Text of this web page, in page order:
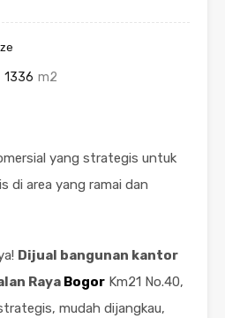
1336 m2
yang strategis untuk
di area yang ramai dan
Dijual bangunan kantor
Raya Bogor Km21 No.40,
mudah dijangkau,